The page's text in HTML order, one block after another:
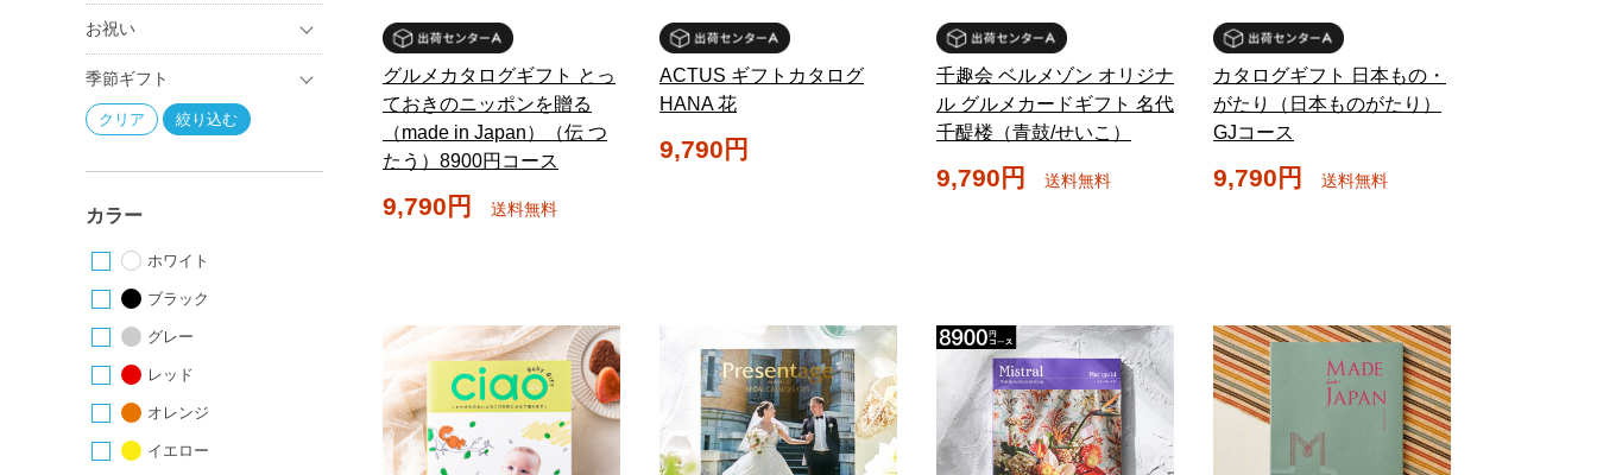
お祝い
季節ギフト
カラー
ホワイト
ブラック
グレー
レッド
オレンジ
イエロー
グルメカタログギフト とっ
ておきのニッポンを贈る
（made in Japan）（伝 つ
たう）8900円コース
9,790円 送料無料
ACTUS ギフトカタログ
HANA 花
9,790円
千趣会 ベルメゾン オリジナ
ル グルメカードギフト 名代
千醍楼（青鼓/せいこ）
9,790円 送料無料
カタログギフト 日本もの・
がたり（日本ものがたり）
GJコース
9,790円 送料無料